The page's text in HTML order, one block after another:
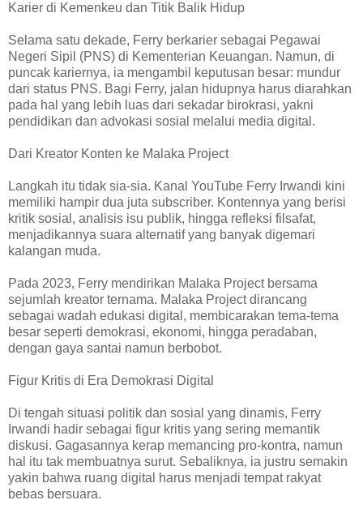
Karier di Kemenkeu dan Titik Balik Hidup
Selama satu dekade, Ferry berkarier sebagai Pegawai
Negeri Sipil (PNS) di Kementerian Keuangan. Namun, di
puncak kariernya, ia mengambil keputusan besar: mundur
dari status PNS. Bagi Ferry, jalan hidupnya harus diarahkan
pada hal yang lebih luas dari sekadar birokrasi, yakni
pendidikan dan advokasi sosial melalui media digital.
Dari Kreator Konten ke Malaka Project
Langkah itu tidak sia-sia. Kanal YouTube Ferry Irwandi kini
memiliki hampir dua juta subscriber. Kontennya yang berisi
kritik sosial, analisis isu publik, hingga refleksi filsafat,
menjadikannya suara alternatif yang banyak digemari
kalangan muda.
Pada 2023, Ferry mendirikan Malaka Project bersama
sejumlah kreator ternama. Malaka Project dirancang
sebagai wadah edukasi digital, membicarakan tema-tema
besar seperti demokrasi, ekonomi, hingga peradaban,
dengan gaya santai namun berbobot.
Figur Kritis di Era Demokrasi Digital
Di tengah situasi politik dan sosial yang dinamis, Ferry
Irwandi hadir sebagai figur kritis yang sering memantik
diskusi. Gagasannya kerap memancing pro-kontra, namun
hal itu tak membuatnya surut. Sebaliknya, ia justru semakin
yakin bahwa ruang digital harus menjadi tempat rakyat
bebas bersuara.